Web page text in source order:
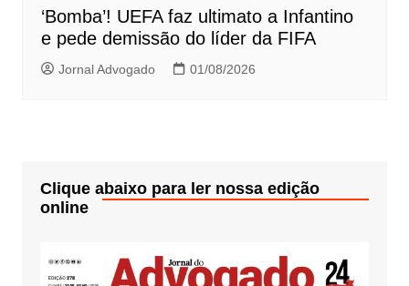
‘Bomba’! UEFA faz ultimato a Infantino
e pede demissão do líder da FIFA
Jornal Advogado 01/08/2026
Clique abaixo para ler nossa edição
online